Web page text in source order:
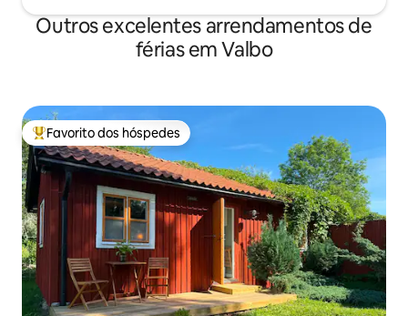
Outros excelentes arrendamentos de
férias em Valbo
Favoritos dos hóspedes mais apreciados
Favorito dos hóspedes